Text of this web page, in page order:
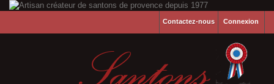
Connexion
Contactez-nous